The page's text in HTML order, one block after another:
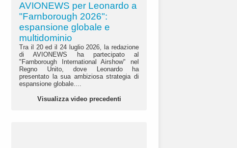
AVIONEWS per Leonardo a
"Farnborough 2026":
espansione globale e
multidominio
Tra il 20 ed il 24 luglio 2026, la redazione
di AVIONEWS ha partecipato al
"Farnborough International Airshow" nel
Regno Unito, dove Leonardo ha
presentato la sua ambiziosa strategia di
espansione globale....
Visualizza video precedenti